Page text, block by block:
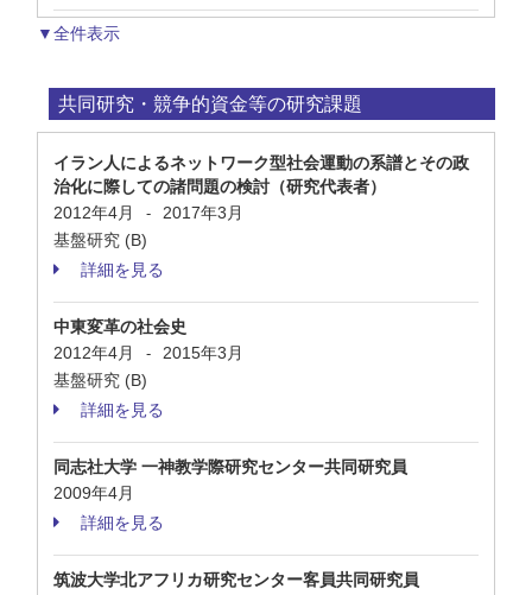
▼全件表示
共同研究・競争的資金等の研究課題
イラン人によるネットワーク型社会運動の系譜とその政
治化に際しての諸問題の検討（研究代表者）
2012年4月
-
2017年3月
基盤研究 (B)
詳細を見る
中東変革の社会史
2012年4月
-
2015年3月
基盤研究 (B)
詳細を見る
同志社大学 一神教学際研究センター共同研究員
2009年4月
詳細を見る
筑波大学北アフリカ研究センター客員共同研究員